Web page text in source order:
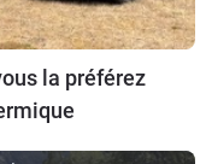
la préférez